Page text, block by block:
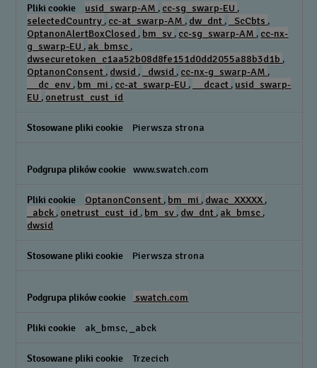
usid_swarp-AM , cc-sg_swarp-EU ,
selectedCountry , cc-at_swarp-AM , dw_dnt , _ScCbts ,
OptanonAlertBoxClosed , bm_sv , cc-sg_swarp-AM , cc-nx-
g_swarp-EU , ak_bmsc ,
dwsecuretoken_c1aa52b08d8fe151d0dd2055a88b3d1b ,
OptanonConsent , dwsid , _dwsid , cc-nx-g_swarp-AM ,
__dc_env , bm_mi , cc-at_swarp-EU , __dcact , usid_swarp-
EU , onetrust_cust_id
Pierwsza strona
www.swatch.com
OptanonConsent , bm_mi , dwac_XXXXX ,
_abck , onetrust_cust_id , bm_sv , dw_dnt , ak_bmsc ,
dwsid
Pierwsza strona
swatch.com
ak_bmsc, _abck
Trzecich